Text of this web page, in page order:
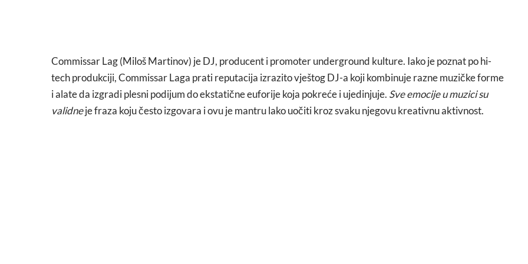
Commissar Lag (Miloš Martinov) je DJ, producent i promoter underground kulture. Iako je poznat po hi-
tech produkciji, Commissar Laga prati reputacija izrazito vještog DJ-a koji kombinuje razne muzičke forme
i alate da izgradi plesni podijum do ekstatične euforije koja pokreće i ujedinjuje. Sve emocije u muzici su
validneje fraza koju često izgovara i ovu je mantru lako uočiti kroz svaku njegovu kreativnu aktivnost.